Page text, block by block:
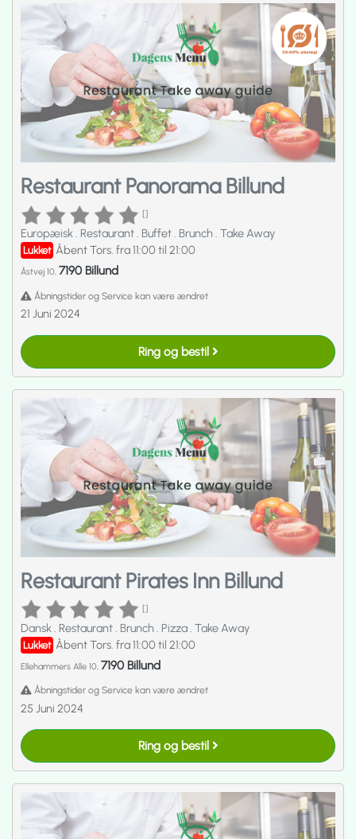
Restaurant Panorama Billund
[]
Europæisk. Restaurant. Buffet. Brunch . Take Away
Lukket Åbent Tors. fra 11:00 til 21:00
Åstvej 10, 7190 Billund
Åbningstider og Service kan være ændret
21 Juni 2024
Ring og bestil
Restaurant Pirates Inn Billund
[]
Dansk. Restaurant. Brunch . Pizza. Take Away
Lukket Åbent Tors. fra 11:00 til 21:00
Ellehammers Alle 10, 7190 Billund
Åbningstider og Service kan være ændret
25 Juni 2024
Ring og bestil